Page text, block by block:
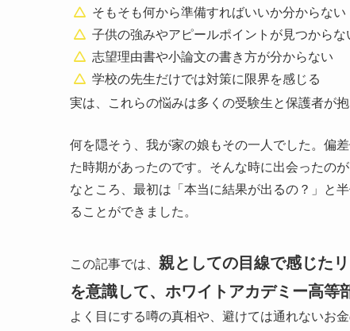
そもそも何から準備すればいいか分からない
子供の強みやアピールポイントが見つからな
志望理由書や小論文の書き方が分からない
学校の先生だけでは対策に限界を感じる
実は、これらの悩みは多くの受験生と保護者が抱
何を隠そう、我が家の娘もその一人でした。偏
た時期があったのです。そんな時に出会ったのが
なところ、最初は「本当に結果が出るの？」と
ることができました。
この記事では、 親としての目線で感じた
を意識して、ホワイトアカデミー高等
よく目にする噂の真相や、避けては通れないお